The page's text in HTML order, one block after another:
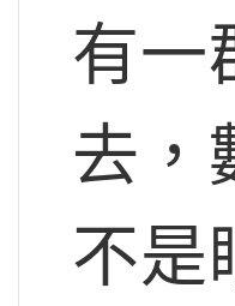
有一
去，
不是